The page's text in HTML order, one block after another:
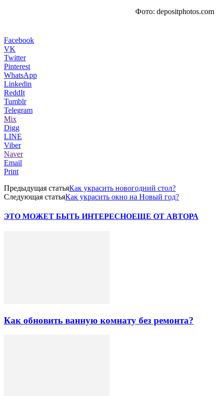
Фото: depositphotos.com
Facebook
VK
Twitter
Pinterest
WhatsApp
Linkedin
ReddIt
Tumblr
Telegram
Mix
Digg
LINE
Viber
Naver
Email
Print
Предыдущая статьяКак украсить новогодний стол?
Следующая статьяКак украсить окно на Новый год?
ЭТО МОЖЕТ БЫТЬ ИНТЕРЕСНОЕЩЕ ОТ АВТОРА
Как обновить ванную комнату без ремонта?